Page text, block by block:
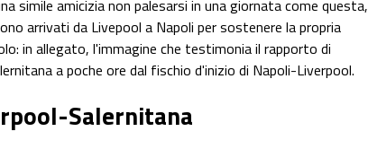
simile amicizia non palesarsi in una giornata come questa,
arrivati da Livepool a Napoli per sostenere la propria
in allegato, l'immagine che testimonia il rapporto di
a poche ore dal fischio d'inizio di Napoli-Liverpool.
Salernitana